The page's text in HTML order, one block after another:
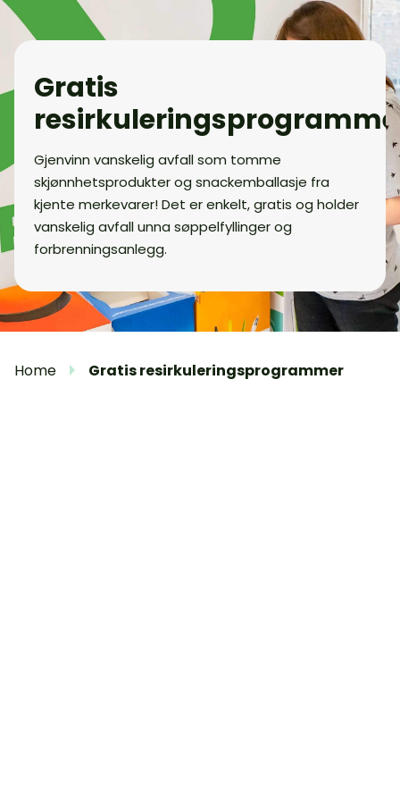
Gratis
Gjenvinn vanskelig avfall som tomme
skjønnhetsprodukter og snackemballasje fra
kjente merkevarer! Det er enkelt, gratis og holder
vanskelig avfall unna søppelfyllinger og
forbrenningsanlegg.
Home Gratis resirkuleringsprogrammer